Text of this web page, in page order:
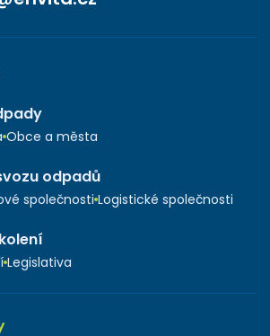
Obce a města
odpadů
společnosti Logistické společnosti
Legislativa